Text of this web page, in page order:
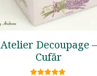
Atelier Decoupage –
Cufăr